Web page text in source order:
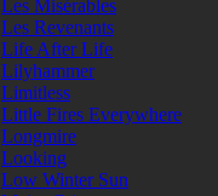
Les Misérables
Les Revenants
Life After Life
Lilyhammer
Limitless
Little Fires Everywhere
Longmire
Looking
Low Winter Sun